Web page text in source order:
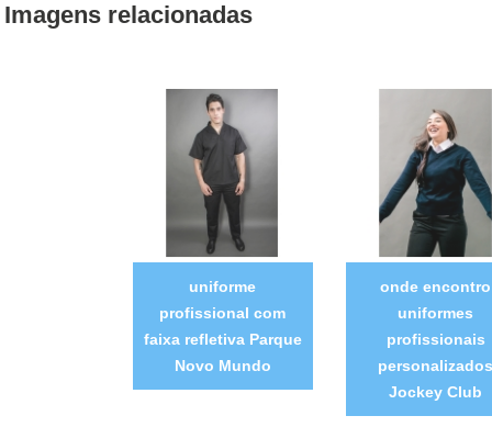
Imagens relacionadas
uniforme
profissional com
faixa refletiva Parque
Novo Mundo
onde encontro
uniformes
profissionais
personalizados
Jockey Club